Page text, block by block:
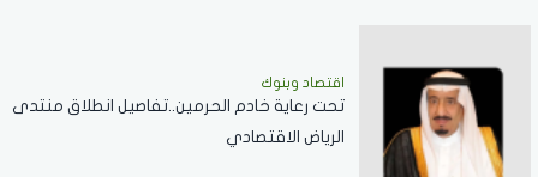
اقتصاد وبنوك
تحت رعاية خادم الحرمين..تفاصيل انطلاق منتدى
الرياض الاقتصادي